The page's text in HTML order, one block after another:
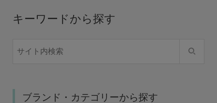
キーワードから探す
ブランド・カテゴリーから探す